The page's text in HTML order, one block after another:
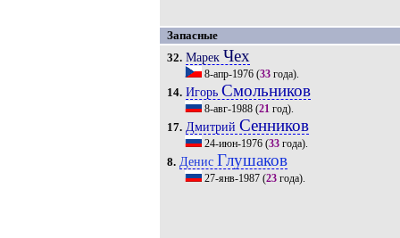
Запасные
32. Марек Чех
8-апр-1976(33года).
14. Игорь Смольников
8-авг-1988(21год).
17. Дмитрий Сенников
24-июн-1976(33года).
8. Денис Глушаков
27-янв-1987(23года).